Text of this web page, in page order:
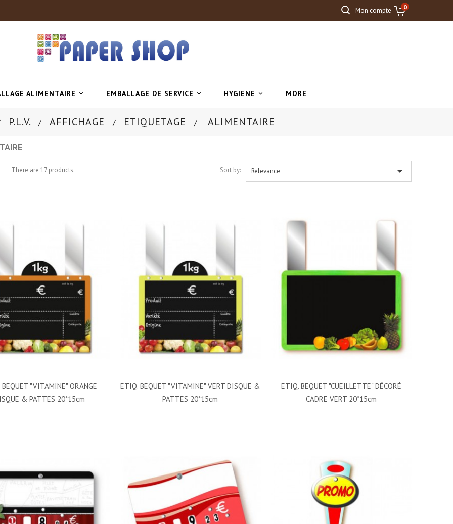
Mon compte 0

ALIMENTAIRE 
EMBALLAGE DE SERVICE 
HYGIENE MORE
P.L.V. AFFICHAGE ETIQUETAGE ALIMENTAIRE
There are 17 products. Sort by: Relevance 
"VITAMINE" ORANGE
& PATTES 20*15cm
ETIQ. BEQUET "VITAMINE" VERT DISQUE &
PATTES 20*15cm
ETIQ. BEQUET "CUEILLETTE" DÉCORÉ
CADRE VERT 20*15cm